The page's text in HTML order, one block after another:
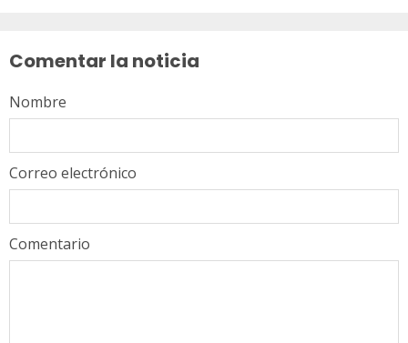
Comentar la noticia
Comentario
Nombre
Correo electrónico